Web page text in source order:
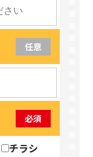
任意
必須
チラシ